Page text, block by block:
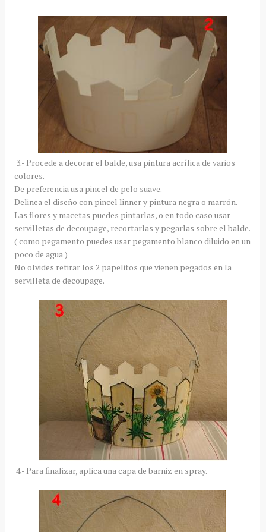
3.- Procede a decorar el balde, usa pintura acrílica de varios
colores.
De preferencia usa pincel de pelo suave.
Delinea el diseño con pincel linner y pintura negra o marrón.
Las flores y macetas puedes pintarlas, o en todo caso usar
servilletas de decoupage, recortarlas y pegarlas sobre el balde.
( como pegamento puedes usar pegamento blanco diluido en un
poco de agua )
No olvides retirar los 2 papelitos que vienen pegados en la
servilleta de decoupage.
4.- Para finalizar, aplica una capa de barniz en spray.